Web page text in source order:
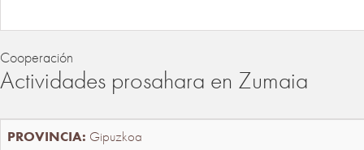
Cooperación
Actividades prosahara en Zumaia
Gipuzkoa